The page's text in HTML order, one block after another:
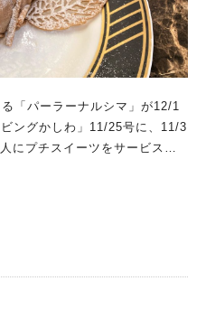
「パーラーナルシマ」が12/1
にプチスイーツをサービスと